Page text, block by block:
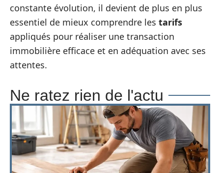
constante évolution, il devient de plus en plus
essentiel de mieux comprendre les tarifs
appliqués pour réaliser une transaction
immobilière efficace et en adéquation avec ses
attentes.
Ne ratez rien de l'actu